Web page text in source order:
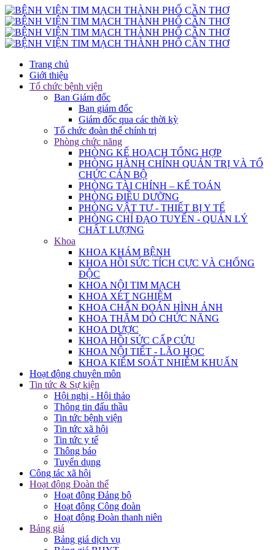
Trang chủ
Giới thiệu
Tổ chức bệnh viện
Ban Giám đốc
Ban giám đốc
Giám đốc qua các thời kỳ
Tổ chức đoàn thể chính trị
Phòng chức năng
PHÒNG KẾ HOẠCH TỔNG HỢP
PHÒNG HÀNH CHÍNH QUẢN TRỊ VÀ TỔ
CHỨC CÁN BỘ
PHÒNG TÀI CHÍNH – KẾ TOÁN
PHÒNG ĐIỀU DƯỠNG
PHÒNG VẬT TƯ - THIẾT BỊ Y TẾ
PHÒNG CHỈ ĐẠO TUYẾN - QUẢN LÝ
CHẤT LƯỢNG
Khoa
KHOA KHÁM BỆNH
KHOA HỒI SỨC TÍCH CỰC VÀ CHỐNG
ĐỘC
KHOA NỘI TIM MẠCH
KHOA XÉT NGHIỆM
KHOA CHẨN ĐOÁN HÌNH ẢNH
KHOA THĂM DÒ CHỨC NĂNG
KHOA DƯỢC
KHOA HỒI SỨC CẤP CỨU
KHOA NỘI TIẾT - LÃO HỌC
KHOA KIỂM SOÁT NHIỄM KHUẨN
Hoạt động chuyên môn
Tin tức & Sự kiện
Hội nghị - Hội thảo
Thông tin đấu thầu
Tin tức bệnh viện
Tin tức xã hội
Tin tức y tế
Thông báo
Tuyển dụng
Công tác xã hội
Hoạt động Đoàn thể
Hoạt động Đảng bộ
Hoạt động Công đoàn
Hoạt động Đoàn thanh niên
Bảng giá
Bảng giá dịch vụ